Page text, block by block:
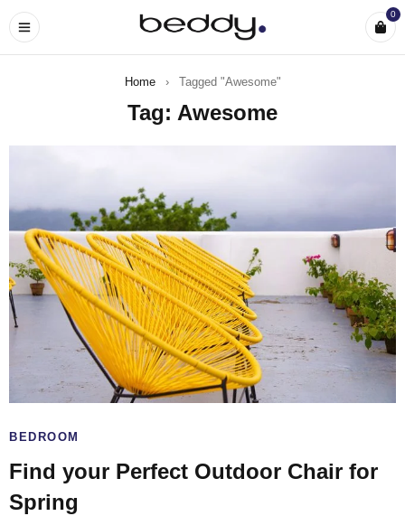
0
Home › Tagged "Awesome"
Tag: Awesome
BEDROOM
Find your Perfect Outdoor Chair for
Spring